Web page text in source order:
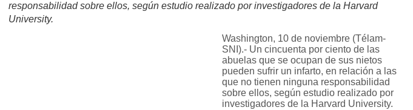
responsabilidad sobre ellos, según estudio realizado por investigadores de la Harvard
University.
Washington, 10 de noviembre (Télam-
SNI).- Un cincuenta por ciento de las
abuelas que se ocupan de sus nietos
pueden sufrir un infarto, en relación a las
que no tienen ninguna responsabilidad
sobre ellos, según estudio realizado por
investigadores de la Harvard University.